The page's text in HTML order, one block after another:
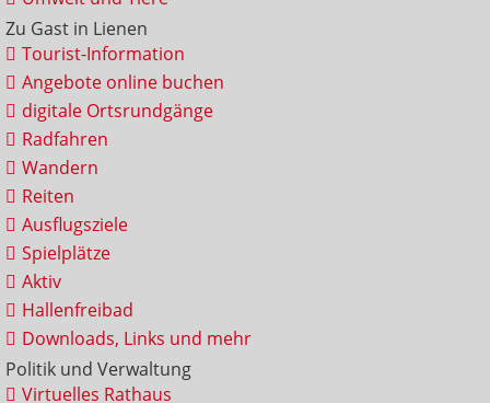
Zu Gast in Lienen
Tourist-Information
Angebote online buchen
digitale Ortsrundgänge
Radfahren
Wandern
Reiten
Ausflugsziele
Spielplätze
Aktiv
Hallenfreibad
Downloads, Links und mehr
Politik und Verwaltung
Virtuelles Rathaus